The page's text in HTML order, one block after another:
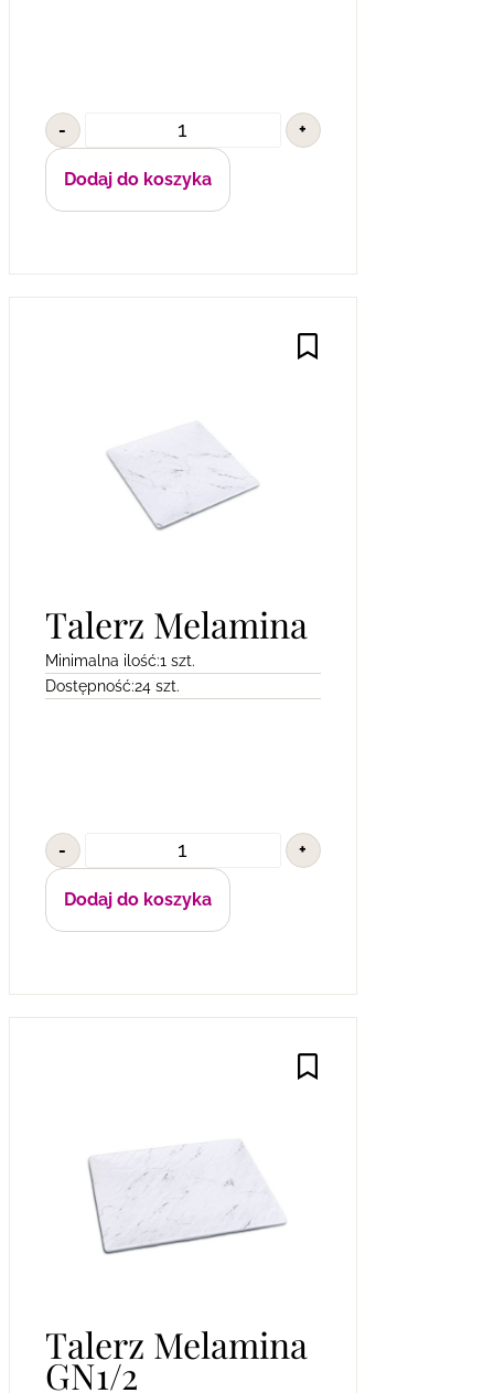
- +
Dodaj do koszyka
Talerz Melamina
Minimalna ilość:1 szt.
Dostępność:24 szt.
- +
Dodaj do koszyka
Talerz Melamina
GN1/2